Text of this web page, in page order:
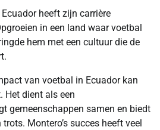
heeft zijn carrière
in een land waar voetbal
hem met een cultuur die de
van voetbal in Ecuador kan
Het dient als een
gemeenschappen samen en biedt
Montero’s succes heeft veel